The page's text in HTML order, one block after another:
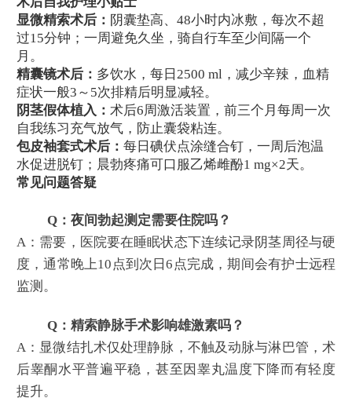
显微精索术后： 阴囊垫高、48小时内冰敷，每次不超
过15分钟；一周避免久坐，骑自行车至少间隔一个
月。
精囊镜术后： 多饮水，每日2500 ml，减少辛辣，血精
症状一般3～5次排精后明显减轻。
阴茎假体植入： 术后6周激活装置，前三个月每周一次
自我练习充气放气，防止囊袋粘连。
包皮袖套式术后： 每日碘伏点涂缝合钉，一周后泡温
水促进脱钉；晨勃疼痛可口服乙烯雌酚1 mg×2天。
常见问题答疑
Q：夜间勃起测定需要住院吗？
A：需要，医院要在睡眠状态下连续记录阴茎周径与硬
度，通常晚上10点到次日6点完成，期间会有护士远程
监测。
Q：精索静脉手术影响雄激素吗？
A：显微结扎术仅处理静脉，不触及动脉与淋巴管，术
后睾酮水平普遍平稳，甚至因睾丸温度下降而有轻度
提升。